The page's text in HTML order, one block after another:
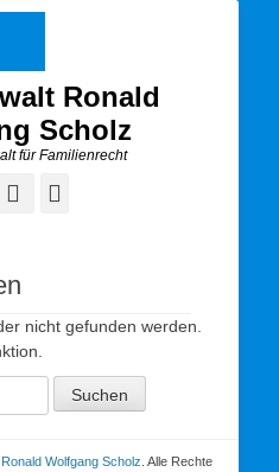
Ronald
Scholz
für Familienrecht
nicht gefunden werden.
Wolfgang Scholz . Alle Rechte